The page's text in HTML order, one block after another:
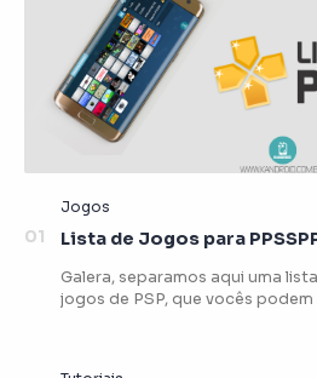
Lista de Jogos para
Galera, separamos aqui uma
jogos de PSP, que vocês